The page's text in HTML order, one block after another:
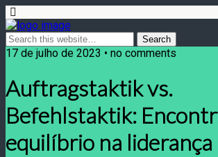
17 de julho de 2023 • no comments
Auftragstaktik vs.
Befehlstaktik:
equilíbrio na liderança